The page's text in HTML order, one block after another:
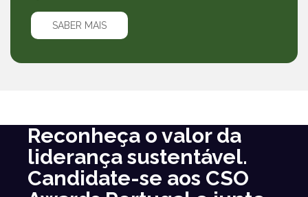
SABER MAIS
Reconheça o valor da
liderança sustentável.
Candidate-se aos CSO